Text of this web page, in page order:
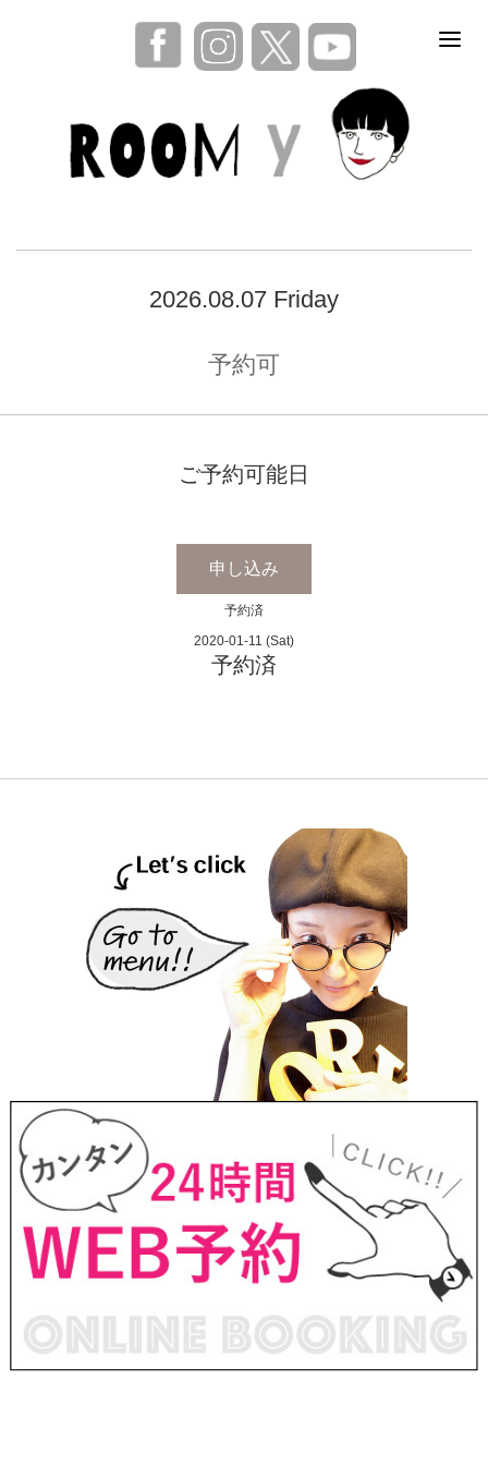
2026.08.07 Friday
予約可
ご予約可能日
申し込み
予約済
2020-01-11 (Sat)
予約済